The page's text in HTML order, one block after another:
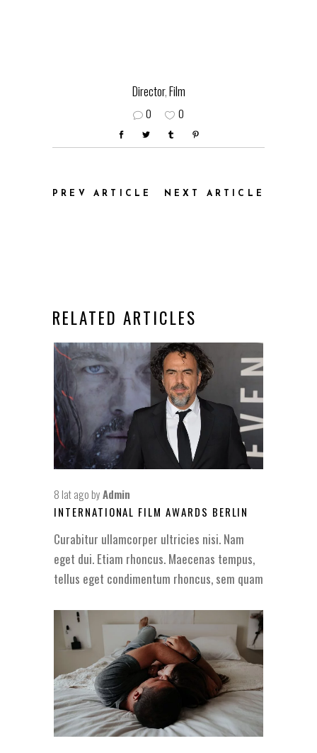
Director,Film
0 0
PREV ARTICLE NEXT ARTICLE
RELATED ARTICLES
8 lat ago byAdmin
INTERNATIONAL FILM AWARDS BERLIN
Curabitur ullamcorper ultricies nisi. Nam
eget dui. Etiam rhoncus. Maecenas tempus,
tellus eget condimentum rhoncus, sem quam